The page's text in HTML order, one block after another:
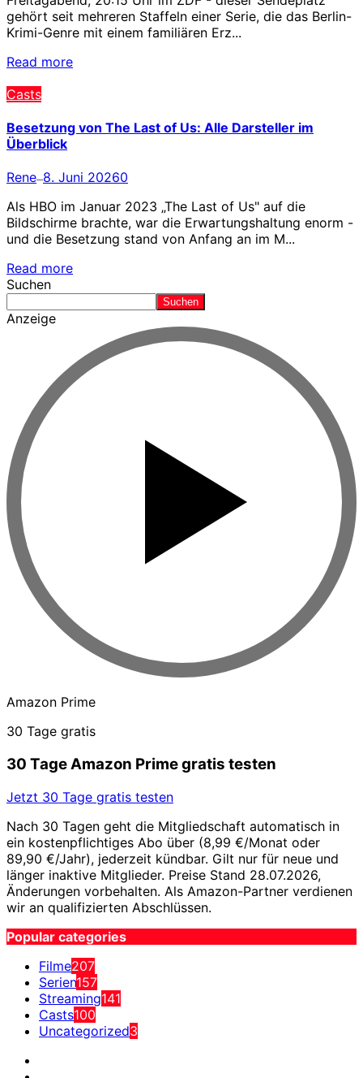
gehört seit mehreren Staffeln einer Serie, die das Berlin-
Krimi-Genre mit einem familiären Erz...
Read more
Casts
Besetzung von The Last of Us: Alle Darsteller im
Überblick
Rene—8. Juni 20260
Als HBO im Januar 2023 „The Last of Us" auf die
Bildschirme brachte, war die Erwartungshaltung enorm -
und die Besetzung stand von Anfang an im M...
Read more
Suchen
Suchen
Anzeige
Amazon Prime
30 Tage gratis
30 Tage Amazon Prime gratis testen
Jetzt 30 Tage gratis testen
Nach 30 Tagen geht die Mitgliedschaft automatisch in
ein kostenpflichtiges Abo über (8,99 €/Monat oder
89,90 €/Jahr), jederzeit kündbar. Gilt nur für neue und
länger inaktive Mitglieder. Preise Stand 28.07.2026,
Änderungen vorbehalten. Als Amazon-Partner verdienen
wir an qualifizierten Abschlüssen.
Popular categories
Filme207
Serien157
Streaming141
Casts100
Uncategorized3